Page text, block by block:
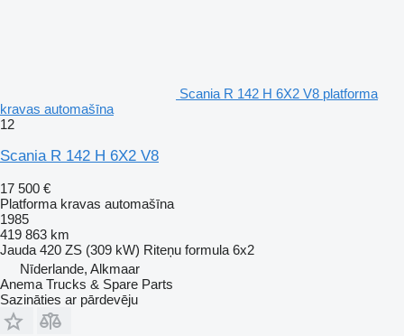
Scania R 142 H 6X2 V8 platforma
kravas automašīna
12
Scania R 142 H 6X2 V8
17 500 €
Platforma kravas automašīna
1985
419 863 km
Jauda 420 ZS (309 kW) Riteņu formula 6x2
Nīderlande, Alkmaar
Anema Trucks & Spare Parts
Sazināties ar pārdevēju